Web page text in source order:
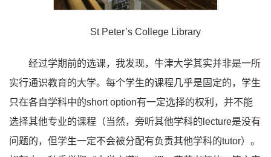
St Peter’s College Library
经过学期前的选课，我发现，牛津大学其实并非是一所
实行通识教育的大学。每个学生的课程几乎是固定的，学生
只在各自学科中的short option有一定选择的权利，并不能
选择其他专业的课程（当然，旁听其他学科的lecture是没有
问题的，但学生一定不会被分配有负责其他学科的tutor）。